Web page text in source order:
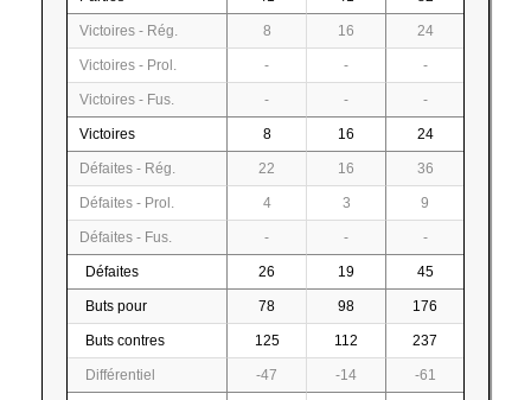
Victoires - Rég. 8 16 24
Victoires - Prol. - - -
Victoires - Fus. - - -
Victoires 8 16 24
Défaites - Rég. 22 16 36
Défaites - Prol. 4 3 9
Défaites - Fus. - - -
Défaites 26 19 45
Buts pour 78 98 176
Buts contres 125 112 237
Différentiel -47 -14 -61